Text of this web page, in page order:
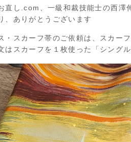
直し.com、一級和裁技能士の西澤
、ありがとうございます
・スカーフ帯のご依頼は、スカー
はスカーフを１枚使った「シング